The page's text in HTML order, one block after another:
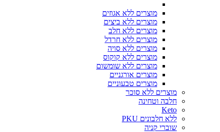
מוצרים ללא אגוזים
מוצרים ללא ביצים
מוצרים ללא חלב
מוצרים ללא חרדל
מוצרים ללא סויה
מוצרים ללא קוקוס
מוצרים ללא שומשום
מוצרים אורגניים
מוצרים טבעוניים
מוצרים ללא סוכר
חלבה וטחינה
Keto
ללא חלבונים PKU
שוברי קניה